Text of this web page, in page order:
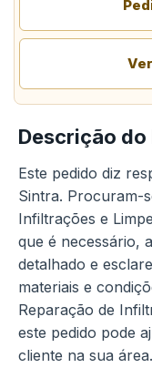
Descrição
Este pedido diz
Sintra. Procuram-
Infiltrações e
que é necessário,
detalhado e
materiais e
Reparação de
este pedido pode
cliente na sua